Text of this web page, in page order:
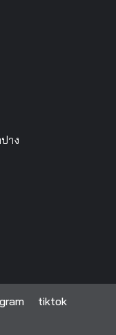
าง
tiktok